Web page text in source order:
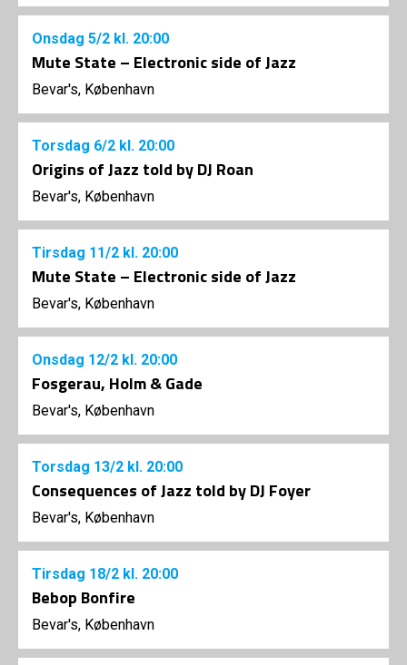
Onsdag 5/2 kl. 20:00
Mute State – Electronic side of Jazz
Bevar's, København
Torsdag 6/2 kl. 20:00
Origins of Jazz told by DJ Roan
Bevar's, København
Tirsdag 11/2 kl. 20:00
Mute State – Electronic side of Jazz
Bevar's, København
Onsdag 12/2 kl. 20:00
Fosgerau, Holm & Gade
Bevar's, København
Torsdag 13/2 kl. 20:00
Consequences of Jazz told by DJ Foyer
Bevar's, København
Tirsdag 18/2 kl. 20:00
Bebop Bonfire
Bevar's, København